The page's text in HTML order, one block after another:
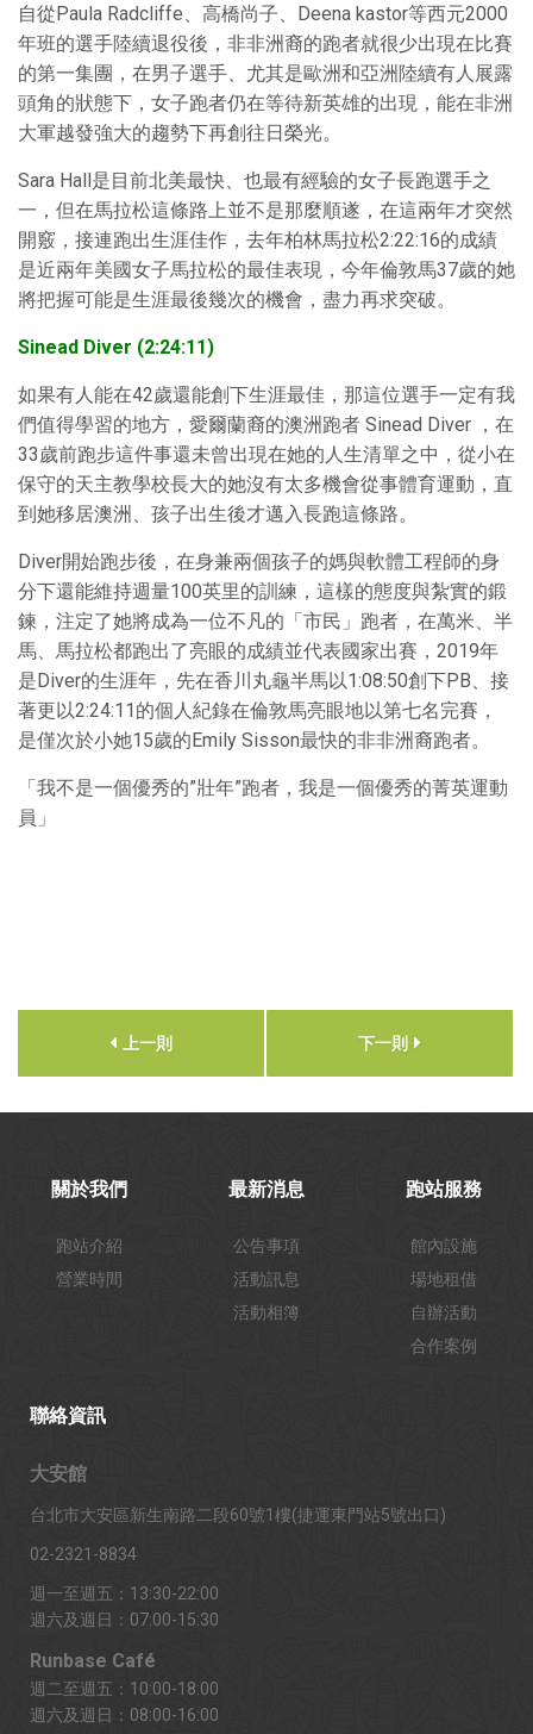
自從Paula Radcliffe、高橋尚子、Deena kastor等西元2000
年班的選手陸續退役後，非非洲裔的跑者就很少出現在比賽
的第一集團，在男子選手、尤其是歐洲和亞洲陸續有人展露
頭角的狀態下，女子跑者仍在等待新英雄的出現，能在非洲
大軍越發強大的趨勢下再創往日榮光。
Sara Hall是目前北美最快、也最有經驗的女子長跑選手之
一，但在馬拉松這條路上並不是那麼順遂，在這兩年才突然
開竅，接連跑出生涯佳作，去年柏林馬拉松2:22:16的成績
是近兩年美國女子馬拉松的最佳表現，今年倫敦馬37歲的她
將把握可能是生涯最後幾次的機會，盡力再求突破。
Sinead Diver (2:24:11)
如果有人能在42歲還能創下生涯最佳，那這位選手一定有我
們值得學習的地方，愛爾蘭裔的澳洲跑者 Sinead Diver ，在
33歲前跑步這件事還未曾出現在她的人生清單之中，從小在
保守的天主教學校長大的她沒有太多機會從事體育運動，直
到她移居澳洲、孩子出生後才邁入長跑這條路。
Diver開始跑步後，在身兼兩個孩子的媽與軟體工程師的身
分下還能維持週量100英里的訓練，這樣的態度與紮實的鍛
鍊，注定了她將成為一位不凡的「市民」跑者，在萬米、半
馬、馬拉松都跑出了亮眼的成績並代表國家出賽，2019年
是Diver的生涯年，先在香川丸龜半馬以1:08:50創下PB、接
著更以2:24:11的個人紀錄在倫敦馬亮眼地以第七名完賽，
是僅次於小她15歲的Emily Sisson最快的非非洲裔跑者。
「我不是一個優秀的”壯年”跑者，我是一個優秀的菁英運動
員」
上一則 下一則
關於我們
跑站介紹
營業時間
最新消息
公告事項
活動訊息
活動相簿
跑站服務
館內設施
場地租借
自辦活動
合作案例
聯絡資訊
大安館
台北市大安區新生南路二段60號1樓(捷運東門站5號出口)
02-2321-8834
週一至週五：13:30-22:00
週六及週日：07:00-15:30
Runbase Café
週二至週五：10:00-18:00
週六及週日：08:00-16:00